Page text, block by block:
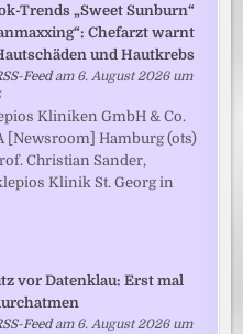
Trends „Sweet Sunburn“
Chefarzt warnt
und Hautkrebs
Feedam 6. August 2026 um
Kliniken GmbH & Co.
[Newsroom] Hamburg (ots)
Christian Sander,
Klinik St. Georg in
vor Datenklau: Erst mal
Feedam 6. August 2026 um